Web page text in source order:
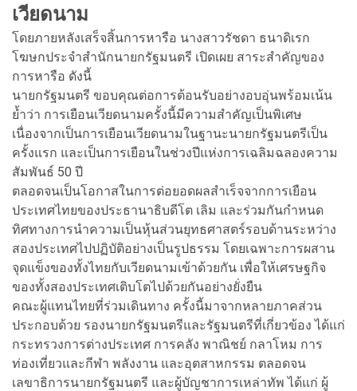
เวียดนาม
โดยภายหลังเสร็จสิ้นการหารือ นางสาวรัชดา ธนาดิเรก
โฆษกประจำสำนักนายกรัฐมนตรี เปิดเผย สาระสำคัญของ
การหารือ ดังนี้
นายกรัฐมนตรี ขอบคุณต่อการต้อนรับอย่างอบอุ่นพร้อมเน้น
ย้ำว่า การเยือนเวียดนามครั้งนี้มีความสำคัญเป็นพิเศษ
เนื่องจากเป็นการเยือนเวียดนามในฐานะนายกรัฐมนตรีเป็น
ครั้งแรก และเป็นการเยือนในช่วงปีแห่งการเฉลิมฉลองความ
สัมพันธ์ 50 ปี
ตลอดจนเป็นโอกาสในการต่อยอดผลสำเร็จจากการเยือน
ประเทศไทยของประธานาธิบดีโต เลิม และร่วมกันกำหนด
ทิศทางการนำความเป็นหุ้นส่วนยุทธศาสตร์รอบด้านระหว่าง
สองประเทศไปปฏิบัติอย่างเป็นรูปธรรม โดยเฉพาะการผสาน
จุดแข็งของทั้งไทยกับเวียดนามเข้าด้วยกัน เพื่อให้เศรษฐกิจ
ของทั้งสองประเทศเติบโตไปด้วยกันอย่างยั่งยืน
คณะผู้แทนไทยที่ร่วมเดินทาง ครั้งนี้มาจากหลายภาคส่วน
ประกอบด้วย รองนายกรัฐมนตรีและรัฐมนตรีที่เกี่ยวข้อง ได้แก่
กระทรวงการต่างประเทศ การคลัง พาณิชย์ กลาโหม การ
ท่องเที่ยวและกีฬา พลังงาน และอุตสาหกรรม ตลอดจน
เลขาธิการนายกรัฐมนตรี และผู้บัญชาการเหล่าทัพ ได้แก่ ผู้